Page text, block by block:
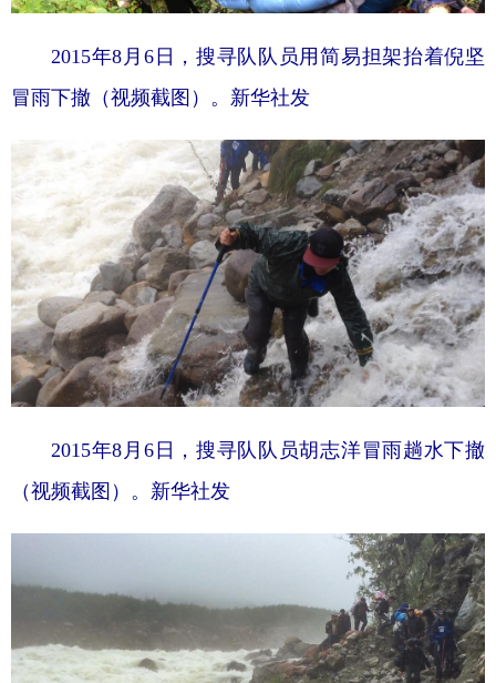
2015年8月6日，搜寻队队员用简易担架抬着倪坚
冒雨下撤（视频截图）。新华社发
2015年8月6日，搜寻队队员胡志洋冒雨趟水下撤
（视频截图）。新华社发